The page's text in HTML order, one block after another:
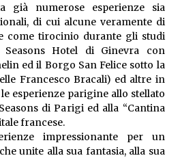
già numerose esperienze sia
di cui alcune veramente di
come tirocinio durante gli studi
Hotel di Ginevra con
ed il Borgo San Felice sotto la
Francesco Bracali) ed altre in
esperienze parigine allo stellato
di Parigi ed alla “Cantina
francese.
impressionante per un
unite alla sua fantasia, alla sua